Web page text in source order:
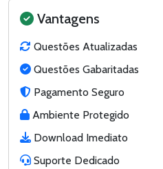
Vantagens
Questões Atualizadas
Questões Gabaritadas
Pagamento Seguro
Ambiente Protegido
Download Imediato
Suporte Dedicado